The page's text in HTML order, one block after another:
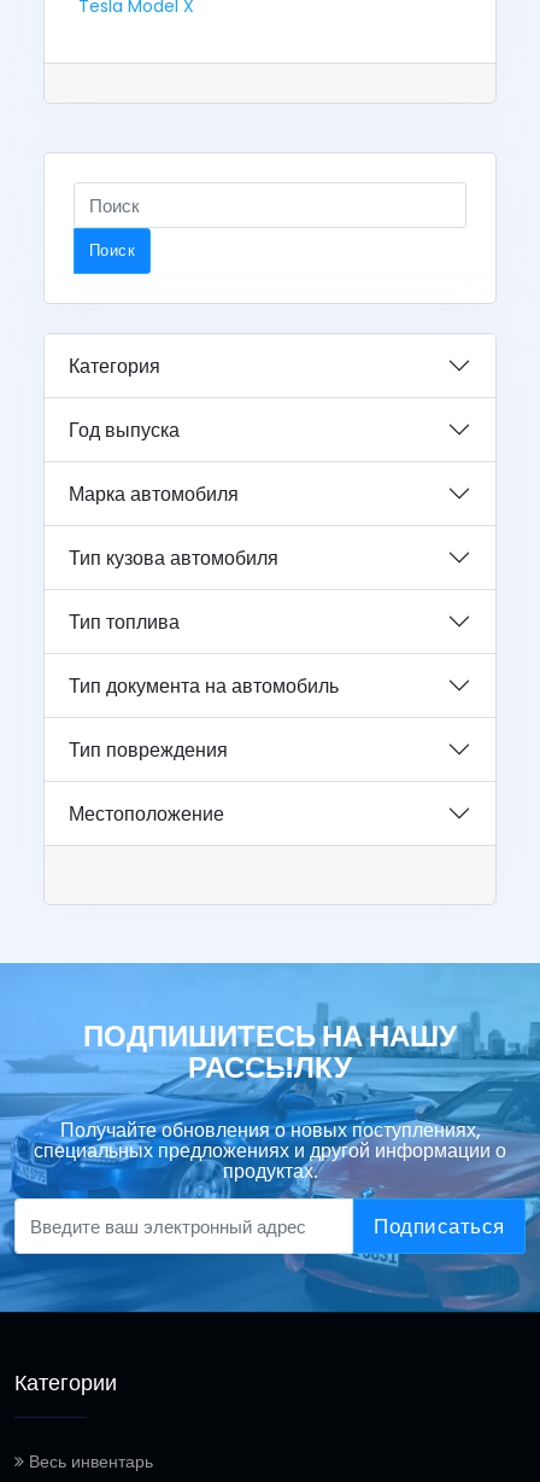
Tesla Model X
Поиск
Категория
Год выпуска
Марка автомобиля
Тип кузова автомобиля
Тип топлива
Тип документа на автомобиль
Тип повреждения
Местоположение
ПОДПИШИТЕСЬ НА НАШУ
РАССЫЛКУ
Получайте обновления о новых поступлениях,
специальных предложениях и другой информации о
продуктах.
Подписаться
Категории
Весь инвентарь